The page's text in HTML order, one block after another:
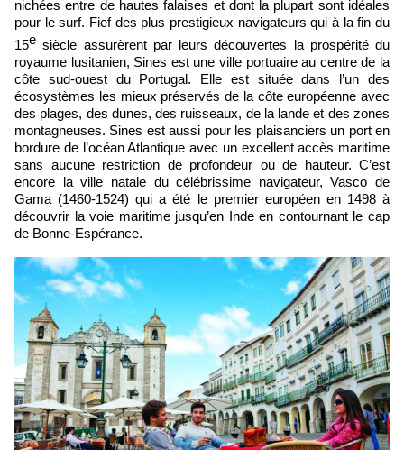
nichées entre de hautes falaises et dont la plupart sont idéales
pour le surf. Fief des plus prestigieux navigateurs qui à la fin du
15e siècle assurèrent par leurs découvertes la prospérité du
royaume lusitanien, Sines est une ville portuaire au centre de la
côte sud-ouest du Portugal. Elle est située dans l’un des
écosystèmes les mieux préservés de la côte européenne avec
des plages, des dunes, des ruisseaux, de la lande et des zones
montagneuses. Sines est aussi pour les plaisanciers un port en
bordure de l’océan Atlantique avec un excellent accès maritime
sans aucune restriction de profondeur ou de hauteur. C’est
encore la ville natale du célébrissime navigateur, Vasco de
Gama (1460-1524) qui a été le premier européen en 1498 à
découvrir la voie maritime jusqu’en Inde en contournant le cap
de Bonne-Espérance.